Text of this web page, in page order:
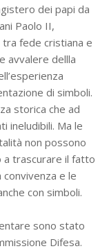
dei papi da
Paolo II,
fede cristiana e
avvalere dellla
di simboli.
storica che ad
ineludibili. Ma le
non possono
a trascurare il fatto
convivenza e le
con simboli.
sono stato
Difesa.